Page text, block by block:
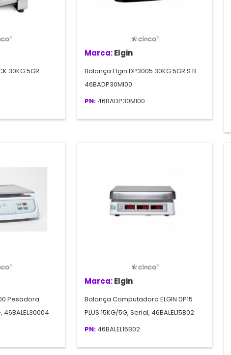
30KG 5GR
Marca:Elgin
Balança Elgin DP3005 30KG 5GR S B
46BADP30MI00
PN: 46BADP30MI00
Pesadora
Marca:Elgin
Balança Computadora ELGIN DP15
PLUS 15KG/5G, Serial, 46BALEL15B02
PN: 46BALEL15B02